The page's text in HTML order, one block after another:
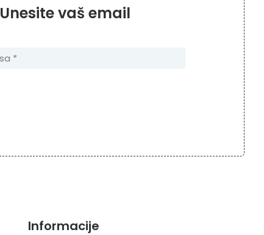
Unesite vaš email
Informacije